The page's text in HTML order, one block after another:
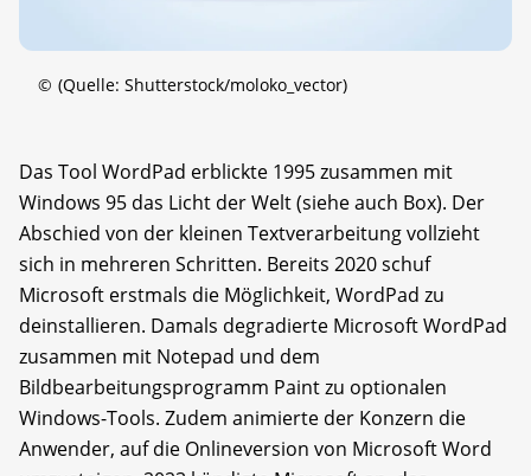
© (Quelle: Shutterstock/moloko_vector)
Das Tool WordPad erblickte 1995 zusammen mit
Windows 95 das Licht der Welt (siehe auch Box). Der
Abschied von der kleinen Textverarbeitung vollzieht
sich in mehreren Schritten. Bereits 2020 schuf
Microsoft erstmals die Möglichkeit, WordPad zu
deinstallieren. Damals degradierte Microsoft WordPad
zusammen mit Notepad und dem
Bildbearbeitungsprogramm Paint zu optionalen
Windows-Tools. Zudem animierte der Konzern die
Anwender, auf die Onlineversion von Microsoft Word